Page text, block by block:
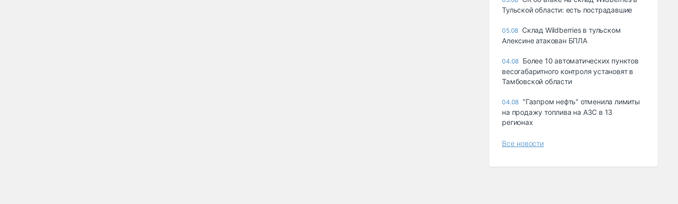
Тульской области: есть пострадавшие
05.08 Склад Wildberries в тульском
Алексине атакован БПЛА
04.08 Более 10 автоматических пунктов
весогабаритного контроля установят в
Тамбовской области
04.08 "Газпром нефть" отменила лимиты
на продажу топлива на АЗС в 13
регионах
Все новости